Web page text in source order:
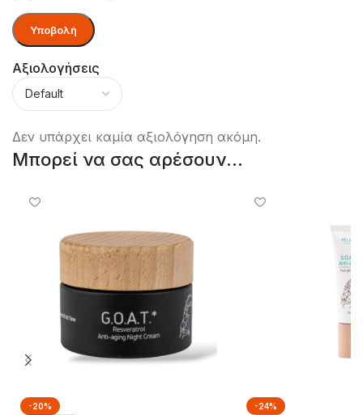
Αξιολογήσεις
Δεν υπάρχει καμία αξιολόγηση ακόμη.
Μπορεί να σας αρέσουν...
-20%
-24%